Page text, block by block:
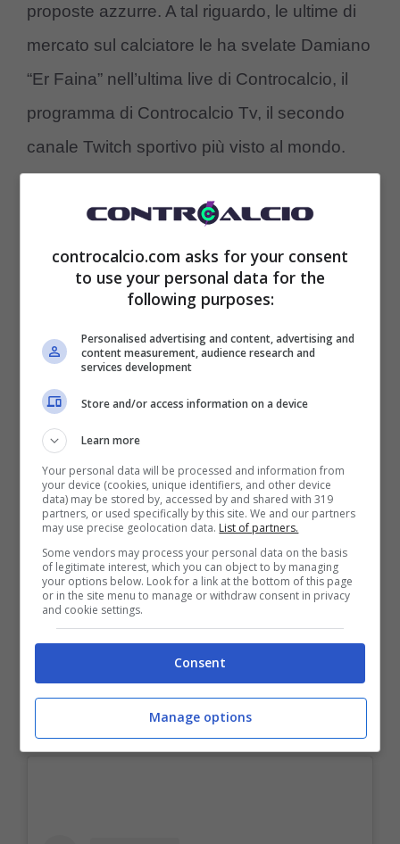
proposte azzurre. A tal riguardo, le ultime di
mercato sul calciatore le ha svelate Damiano
“Er Faina” nell’ultima live di Controcalcio, il
programma di Controcalcio Tv, il secondo
canale Twitch sportivo più visto al mondo.
Il Napoli è forte su Juanlu Sanchez del
Siviglia, il terzino destro individuato come
rinforzo. L’offerta dei partenopei è di 13
milioni di euro e si può chiudere a 15 milioni
più il 10% sulla futura rivendita. In questo
momento il Napoli è tranquillo perché ha
dalla sua la volontà del calciatore che vuole il
club partenopeo. Credo che sia una trattativa
in dirittura d’arrivo“.
controcalcio.com asks for your consent
to use your personal data for the
following purposes:
Personalised advertising and content, advertising and
content measurement, audience research and
services development
Store and/or access information on a device
Learn more
Your personal data will be processed and information from
your device (cookies, unique identifiers, and other device
data) may be stored by, accessed by and shared with 319
partners, or used specifically by this site. We and our partners
may use precise geolocation data. List of partners.
Some vendors may process your personal data on the basis
of legitimate interest, which you can object to by managing
your options below. Look for a link at the bottom of this page
or in the site menu to manage or withdraw consent in privacy
and cookie settings.
Consent
Manage options